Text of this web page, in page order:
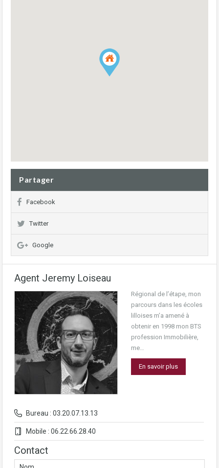
Partager
Facebook
Twitter
Google
Agent Jeremy Loiseau
Bureau : 03.20.07.13.13
Mobile : 06.22.66.28.40
Régional de l’étape, mon
parcours dans les écoles
lilloises m’a amené à
obtenir en 1998 mon BTS
profession Immobilière,
me…
En savoir plus
Contact